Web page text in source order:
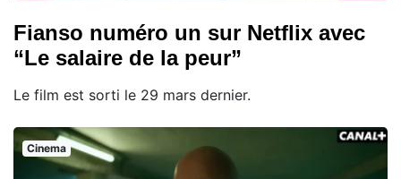
Fianso numéro un sur Netflix avec
“Le salaire de la peur”
Le film est sorti le 29 mars dernier.
Cinema